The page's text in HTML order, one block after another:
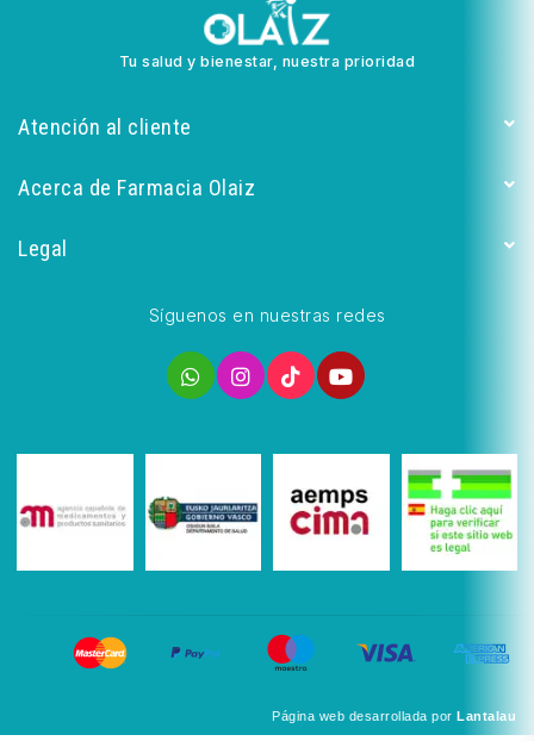
Tu salud y bienestar, nuestra prioridad
Atención al cliente
Acerca de Farmacia Olaiz
Legal
Síguenos en nuestras redes
Página web desarrollada por Lantalau